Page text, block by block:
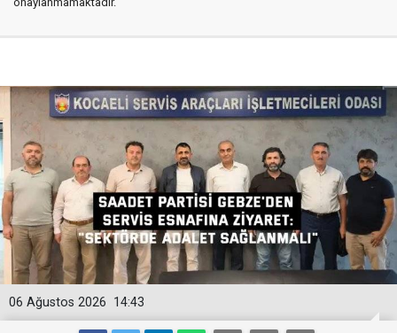
14:43
06 Ağustos 2026